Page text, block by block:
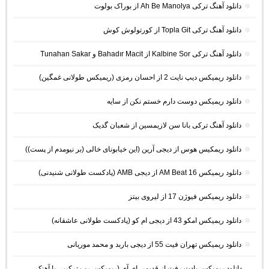
دانلود آهنگ ترکی Ah Be Manolya از بوراک بولوت
دانلود آهنگ ترکی Topla Git از کورتولوش کوش
دانلود آهنگ ترکی Kalbine Sor از Bahadır Macit و Tunahan Sakar
دانلود ریمیکس دیپ نایت 2 از احسان رمزی (ریمیکس طولانی غمگین)
دانلود ریمیکس دوست دارم خستم نکن از سایه
دانلود آهنگ ترکی بانا سن لازیمسین از شعبان گدیک
دانلود ریمکیس هوس از دیجی آرین (این خیابونای خالی (بر نیومدم از پست))
دانلود ریمیکس AM Beat 16 از دیجی AMB (پادکست طولانی شنیدنی)
دانلود ریمیکس فیوژن 17 از لیروی بیتز
دانلود ریمیکس امکو 43 از دیجی ام کو (پادکست طولانی عاشقانه)
دانلود ریمیکس تهران فیت 55 از دیجی باربد و محمد موریانی